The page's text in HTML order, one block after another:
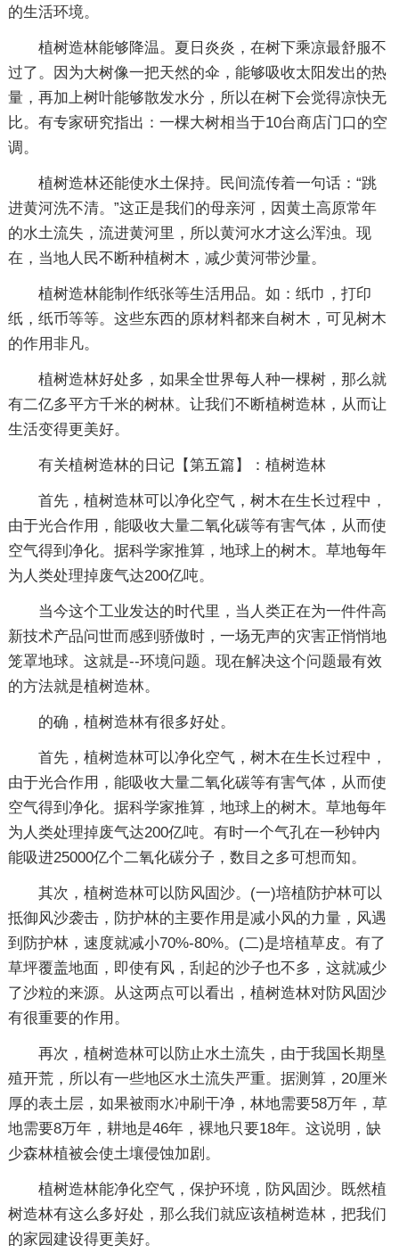
的生活环境。
植树造林能够降温。夏日炎炎，在树下乘凉最舒服不
过了。因为大树像一把天然的伞，能够吸收太阳发出的热
量，再加上树叶能够散发水分，所以在树下会觉得凉快无
比。有专家研究指出：一棵大树相当于10台商店门口的空
调。
植树造林还能使水土保持。民间流传着一句话：“跳
进黄河洗不清。”这正是我们的母亲河，因黄土高原常年
的水土流失，流进黄河里，所以黄河水才这么浑浊。现
在，当地人民不断种植树木，减少黄河带沙量。
植树造林能制作纸张等生活用品。如：纸巾，打印
纸，纸币等等。这些东西的原材料都来自树木，可见树木
的作用非凡。
植树造林好处多，如果全世界每人种一棵树，那么就
有二亿多平方千米的树林。让我们不断植树造林，从而让
生活变得更美好。
有关植树造林的日记【第五篇】：植树造林
首先，植树造林可以净化空气，树木在生长过程中，
由于光合作用，能吸收大量二氧化碳等有害气体，从而使
空气得到净化。据科学家推算，地球上的树木。草地每年
为人类处理掉废气达200亿吨。
当今这个工业发达的时代里，当人类正在为一件件高
新技术产品问世而感到骄傲时，一场无声的灾害正悄悄地
笼罩地球。这就是--环境问题。现在解决这个问题最有效
的方法就是植树造林。
的确，植树造林有很多好处。
首先，植树造林可以净化空气，树木在生长过程中，
由于光合作用，能吸收大量二氧化碳等有害气体，从而使
空气得到净化。据科学家推算，地球上的树木。草地每年
为人类处理掉废气达200亿吨。有时一个气孔在一秒钟内
能吸进25000亿个二氧化碳分子，数目之多可想而知。
其次，植树造林可以防风固沙。(一)培植防护林可以
抵御风沙袭击，防护林的主要作用是减小风的力量，风遇
到防护林，速度就减小70%-80%。(二)是培植草皮。有了
草坪覆盖地面，即使有风，刮起的沙子也不多，这就减少
了沙粒的来源。从这两点可以看出，植树造林对防风固沙
有很重要的作用。
再次，植树造林可以防止水土流失，由于我国长期垦
殖开荒，所以有一些地区水土流失严重。据测算，20厘米
厚的表土层，如果被雨水冲刷干净，林地需要58万年，草
地需要8万年，耕地是46年，裸地只要18年。这说明，缺
少森林植被会使土壤侵蚀加剧。
植树造林能净化空气，保护环境，防风固沙。既然植
树造林有这么多好处，那么我们就应该植树造林，把我们
的家园建设得更美好。